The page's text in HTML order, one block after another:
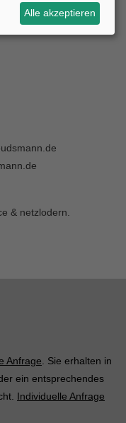
& netzlodern
Anfrage . Sie erhalten in
ein entsprechendes
Individuelle Anfrage
Alle akzeptieren